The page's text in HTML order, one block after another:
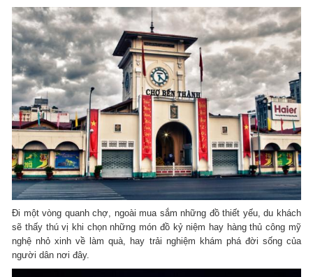
Đi một vòng quanh chợ, ngoài mua sắm những đồ thiết yếu, du khách
sẽ thấy thú vị khi chọn những món đồ kỷ niệm hay hàng thủ công mỹ
nghệ nhỏ xinh về làm quà, hay trải nghiệm khám phá đời sống của
người dân nơi đây.